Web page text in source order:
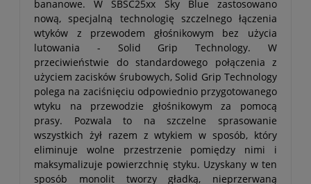
bananowe. W SBSC25xx Sky Blue zastosowano
nową, specjalną technologię szczelnego łączenia
wtyków z przewodem głośnikowym bez użycia
lutowania - Solid Grip Technology. W
przeciwieństwie do standardowego połączenia z
użyciem zacisków śrubowych, Solid Grip Technology
polega na zaciśnięciu odpowiednio przygotowanego
wtyku na przewodzie głośnikowym za pomocą
prasy. Pozwala to na szczelne sprasowanie
wszystkich żył razem z wtykiem w sposób, który
eliminuje wolne przestrzenie pomiędzy nimi i
maksymalizuje powierzchnię styku. Uzyskany w ten
sposób monolit tworzy gładką, nieprzerwaną